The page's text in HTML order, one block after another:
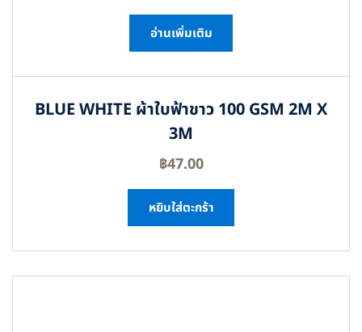
อ่านเพิ่มเติม
BLUE WHITE ผ้าใบฟ้าขาว 100 GSM 2M X
3M
฿47.00
หยิบใส่ตะกร้า